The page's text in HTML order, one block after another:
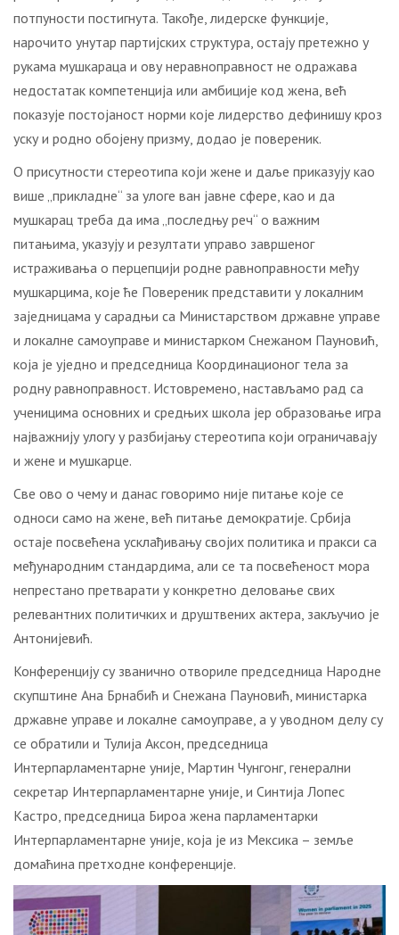
потпуности постигнута. Такође, лидерске функције,
нарочито унутар партијских структура, остају претежно у
рукама мушкараца и ову неравноправност не одражава
недостатак компетенција или амбиције код жена, већ
показује постојаност норми које лидерство дефинишу кроз
уску и родно обојену призму, додао је повереник.
О присутности стереотипа који жене и даље приказују као
више „прикладне“ за улоге ван јавне сфере, као и да
мушкарац треба да има „последњу реч“ о важним
питањима, указују и резултати управо завршеног
истраживања о перцепцији родне равноправности међу
мушкарцима, које ће Повереник представити у локалним
заједницама у сарадњи са Министарством државне управе
и локалне самоуправе и министарком Снежаном Пауновић,
која је уједно и председница Координационог тела за
родну равноправност. Истовремено, настављамо рад са
ученицима основних и средњих школа јер образовање игра
најважнију улогу у разбијању стереотипа који ограничавају
и жене и мушкарце.
Све ово о чему и данас говоримо није питање које се
односи само на жене, већ питање демократије. Србија
остаје посвећена усклађивању својих политика и пракси са
међународним стандардима, али се та посвећеност мора
непрестано претварати у конкретно деловање свих
релевантних политичких и друштвених актера, закључио је
Антонијевић.
Конференцију су званично отвориле председница Народне
скупштине Ана Брнабић и Снежана Пауновић, министарка
државне управе и локалне самоуправе, а у уводном делу су
се обратили и Тулија Аксон, председница
Интерпарламентарне уније, Мартин Чунгонг, генерални
секретар Интерпарламентарне уније, и Синтија Лопес
Кастро, председница Бироа жена парламентарки
Интерпарламентарне уније, која је из Мексика – земље
домаћина претходне конференције.